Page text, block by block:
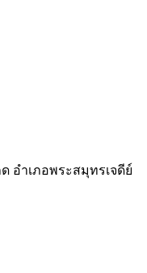
อำเภอพระสมุทรเจดีย์